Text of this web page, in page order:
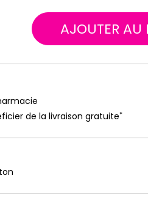
AJOUTER AU
de la livraison gratuite*